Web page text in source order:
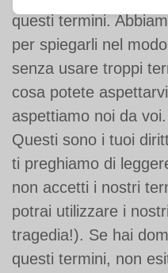
questi termini.
per spiegarli nel
senza usare troppi
cosa potete
aspettiamo noi da voi.
Questi sono i tuoi
ti preghiamo di
non accetti i nostri
potrai utilizzare i
tragedia!). Se hai
questi termini, non